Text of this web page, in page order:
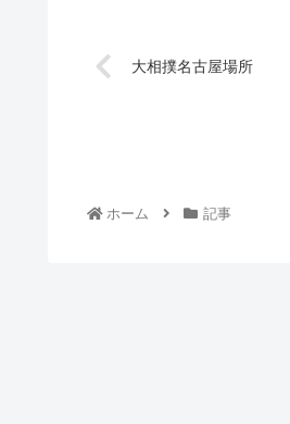
大相撲名古屋場所
ホーム 記事